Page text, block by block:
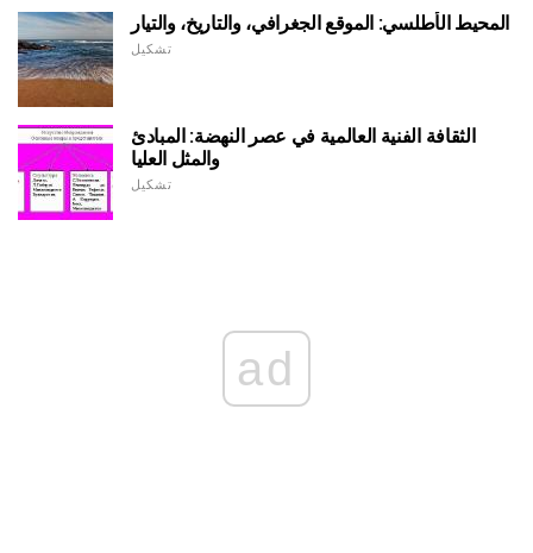
المحيط الأطلسي: الموقع الجغرافي، والتاريخ، والتيار
تشكيل
الثقافة الفنية العالمية في عصر النهضة: المبادئ
والمثل العليا
تشكيل
ad